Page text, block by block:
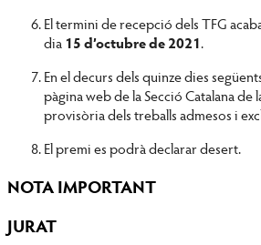
El termini de recepció dels TFG
dia 15 d’octubre de 2021.
En el decurs dels quinze dies
pàgina web de la Secció Catalana de
provisòria dels treballs admesos i
El premi es podrà declarar desert.
NOTA IMPORTANT
JURAT